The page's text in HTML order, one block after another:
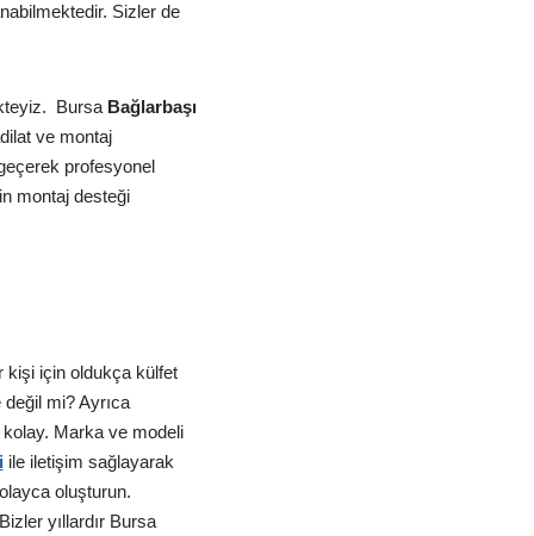
Sizler de
BursaBağlarbaşı
ve montaj
profesyonel
montaj desteği
kişi için oldukça külfet
mi? Ayrıca
kolay. Marka ve modeli
ile iletişim sağlayarak
oluşturun.
yıllardır Bursa